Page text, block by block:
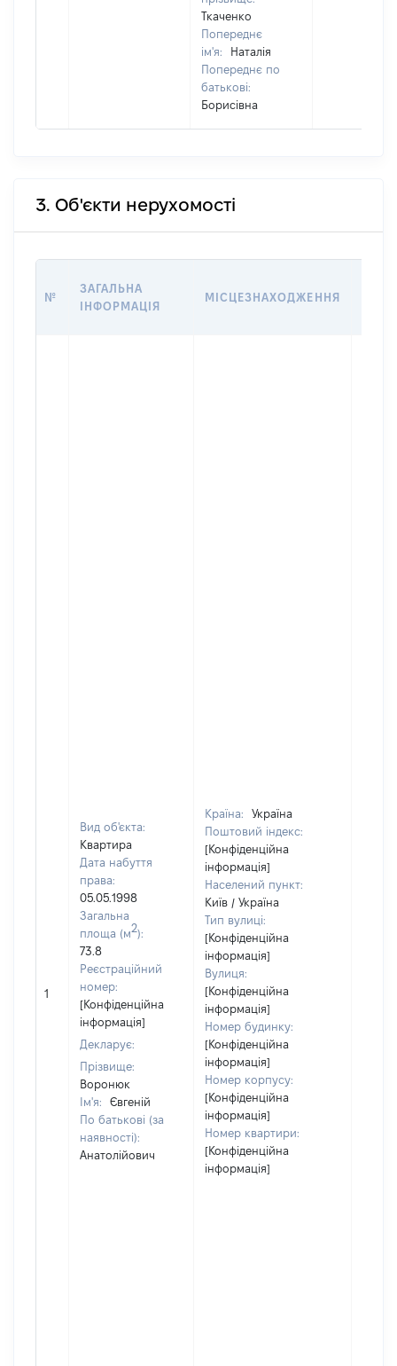
Ткаченко
Попереднє
ім'я:
Наталія
Попереднє по
батькові:
Борисівна
3. Об'єкти нерухомості
№
ЗАГАЛЬНА
ІНФОРМАЦІЯ
МІСЦЕЗНАХОДЖЕННЯ
1
Вид об'єкта:
Квартира
Дата набуття
права:
05.05.1998
Загальна
площа (м2):
73.8
Реєстраційний
номер:
[Конфіденційна
інформація]
Декларує:
Прізвище:
Воронюк
Ім'я:
Євгеній
По батькові (за
наявності):
Анатолійович
Країна:
Україна
Поштовий індекс:
[Конфіденційна
інформація]
Населений пункт:
Київ / Україна
Тип вулиці:
[Конфіденційна
інформація]
Вулиця:
[Конфіденційна
інформація]
Номер будинку:
[Конфіденційна
інформація]
Номер корпусу:
[Конфіденційна
інформація]
Номер квартири:
[Конфіденційна
інформація]